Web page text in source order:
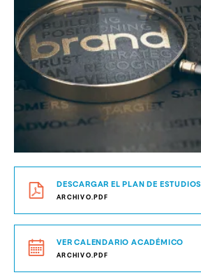
DESCARGAR EL PLAN DE ESTUDIOS
ARCHIVO.PDF
VER CALENDARIO ACADÉMICO
ARCHIVO.PDF